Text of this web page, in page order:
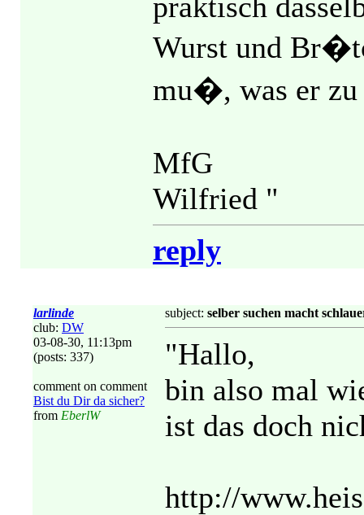
Wurst und
mu�, was er zu
MfG
Wilfried "
reply
larlinde
club: DW
03-08-30, 11:13pm
(posts: 337)
comment on comment
Bist du Dir da sicher?
from EberlW
subject: selber suchen macht
"Hallo,
bin also mal
ist das doch
http://